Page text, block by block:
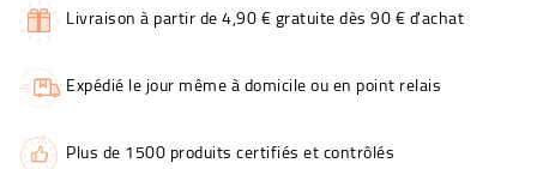
Livraison à partir de 4,90 € gratuite dès 90 € d'achat
Expédié le jour même à domicile ou en point relais
Plus de 1500 produits certifiés et contrôlés